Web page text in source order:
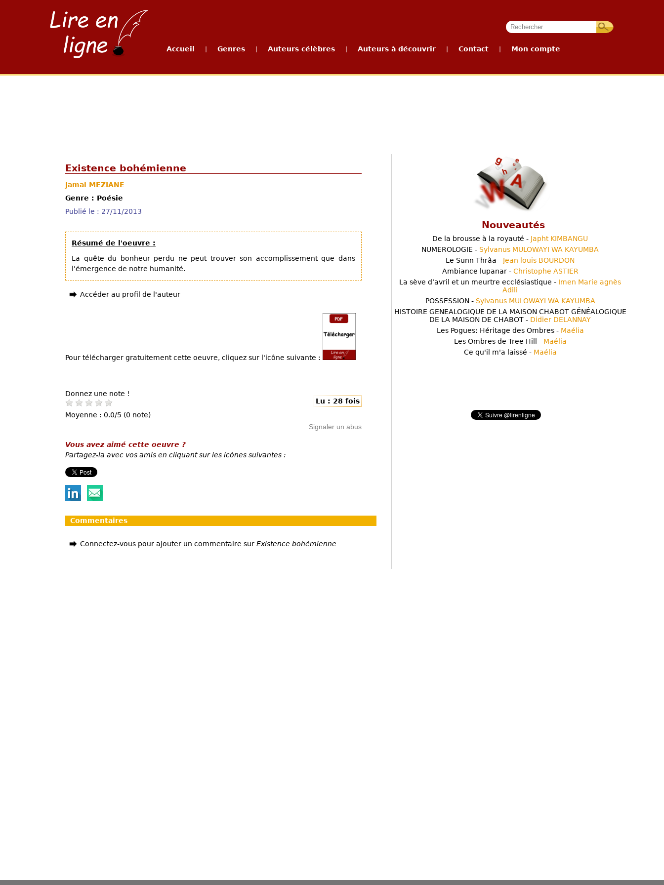
Accueil Genres Auteurs célèbres Auteurs à découvrir Contact Mon compte
Existence bohémienne
Jamal MEZIANE
Genre : Poésie
Publié le : 27/11/2013
Résumé de l'oeuvre :
La quête du bonheur perdu ne peut trouver son accomplissement que dans
l'émergence de notre humanité.
Accéder au profil de l'auteur
Pour télécharger gratuitement cette oeuvre, cliquez sur l'icône suivante :
Donnez une note !
Moyenne : 0.0/5 (0 note)
Lu : 28 fois
Signaler un abus
Vous avez aimé cette oeuvre ?
Partagez-la avec vos amis en cliquant sur les icônes suivantes :
Commentaires
Connectez-vous pour ajouter un commentaire sur Existence bohémienne
Nouveautés
De la brousse à la royauté - Japht KIMBANGU
NUMEROLOGIE - Sylvanus MULOWAYI WA KAYUMBA
Le Sunn-Thrâa - Jean louis BOURDON
Ambiance lupanar - Christophe ASTIER
La sève d’avril et un meurtre ecclésiastique - Imen Marie agnès
Adili
POSSESSION - Sylvanus MULOWAYI WA KAYUMBA
HISTOIRE GENEALOGIQUE DE LA MAISON CHABOT GÉNÉALOGIQUE
DE LA MAISON DE CHABOT - Didier DELANNAY
Les Pogues: Héritage des Ombres - Maélia
Les Ombres de Tree Hill - Maélia
Ce qu'il m'a laissé - Maélia